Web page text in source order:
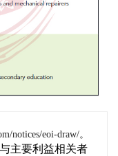
notices/eoi-draw/。
主要利益相关者